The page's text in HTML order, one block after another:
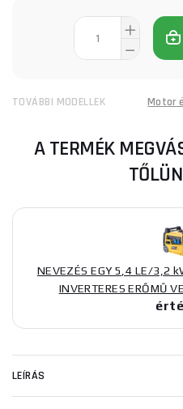
TOVÁBBI MODELLEK Motor
A TERMÉK
NEVEZÉS EGY 5,4 LE/3,2
INVERTERES ERŐMŰ
LEÍRÁS